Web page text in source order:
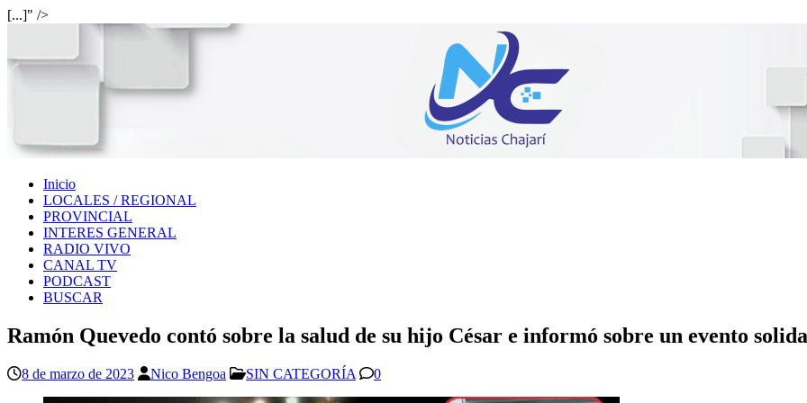
[...]" />
Inicio
LOCALES / REGIONAL
PROVINCIAL
INTERES GENERAL
RADIO VIVO
CANAL TV
PODCAST
BUSCAR
Ramón Quevedo contó sobre la salud de su hijo César e informó sobre un evento
8 de marzo de 2023 Nico Bengoa SIN CATEGORÍA 0